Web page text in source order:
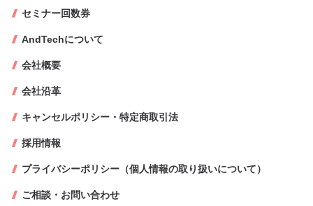
セミナー回数券
AndTechについて
会社概要
会社沿革
キャンセルポリシー・特定商取引法
採用情報
プライバシーポリシー（個人情報の取り扱いについて）
ご相談・お問い合わせ